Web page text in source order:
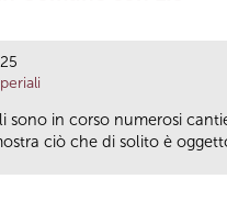
sono in corso numerosi
ciò che di solito è